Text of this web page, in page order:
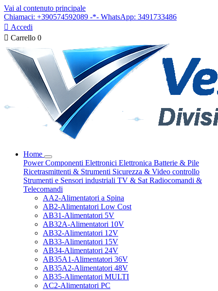
Vai al contenuto principale
Chiamaci: +390574592089 -*- WhatsApp: 3491733486
 Accedi
 Carrello 0
Home
PowerComponenti Elettronici Elettronica Batterie & Pile
Ricetrasmittenti & Strumenti Sicurezza & Video controllo
Strumenti e Sensori industriali TV & Sat Radiocomandi &
Telecomandi
AA2-Alimentatori a Spina
AB2-Alimentatori Low Cost
AB31-Alimentatori 5V
AB32A-Alimentatori 10V
AB32-Alimentatori 12V
AB33-Alimentatori 15V
AB34-Alimentatori 24V
AB35A1-Alimentatori 36V
AB35A2-Alimentatori 48V
AB35-Alimentatori MULTI
AC2-Alimentatori PC